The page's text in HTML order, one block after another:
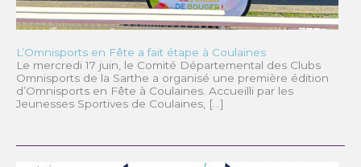
L’Omnisports en Fête a fait étape à Coulaines
Le mercredi 17 juin, le Comité Départemental des Clubs
Omnisports de la Sarthe a organisé une première édition
d’Omnisports en Fête à Coulaines. Accueilli par les
Jeunesses Sportives de Coulaines, […]